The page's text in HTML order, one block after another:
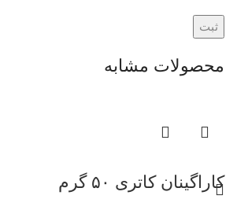
محصولات مشابه
کاراگینان کاتری ۵۰ گرم